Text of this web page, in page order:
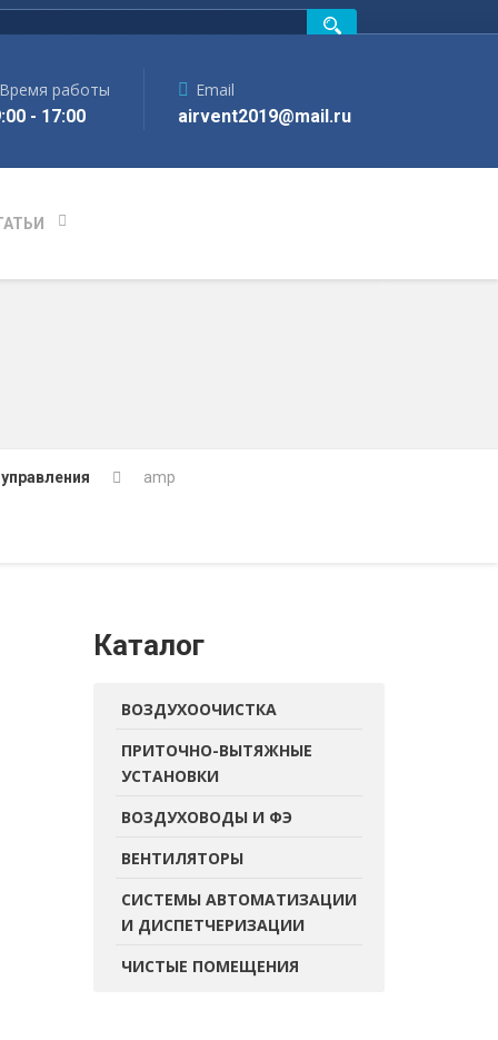
Время работы
- 17:00
Email
airvent2019@mail.ru
amp
Каталог
ВОЗДУХООЧИСТКА
ПРИТОЧНО-ВЫТЯЖНЫЕ
УСТАНОВКИ
ВОЗДУХОВОДЫ И ФЭ
ВЕНТИЛЯТОРЫ
СИСТЕМЫ АВТОМАТИЗАЦИИ
И ДИСПЕТЧЕРИЗАЦИИ
ЧИСТЫЕ ПОМЕЩЕНИЯ